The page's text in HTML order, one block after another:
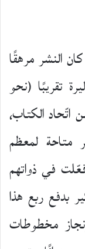
النشر مرهقًا
تقريبًا (نحو
اتّحاد الكتاب،
متاحة لمعظم
في ذواتهم
بدفع ربع هذا
مخطوطات